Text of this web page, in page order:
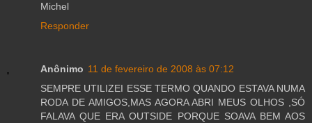
Michel
Responder
Anônimo 11 de fevereiro de 2008 às 07:12
SEMPRE UTILIZEI ESSE TERMO QUANDO ESTAVA NUMA
RODA DE AMIGOS,MAS AGORA ABRI MEUS OLHOS ,SÓ
FALAVA QUE ERA OUTSIDE PORQUE SOAVA BEM AOS